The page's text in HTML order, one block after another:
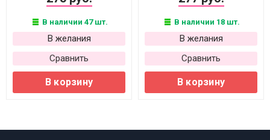
В наличии 47 шт.
В желания
Сравнить
В корзину
В наличии 18 шт.
В желания
Сравнить
В корзину